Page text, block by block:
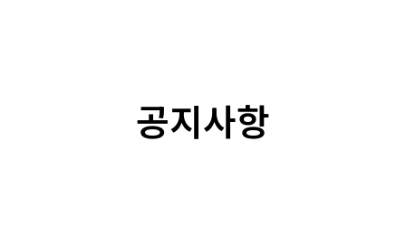
공지사항